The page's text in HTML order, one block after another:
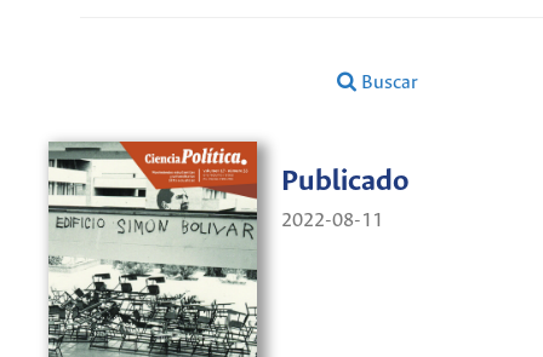
Buscar
Publicado
2022-08-11